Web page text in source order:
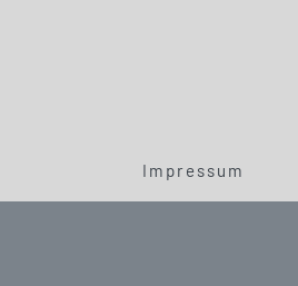
Impressum